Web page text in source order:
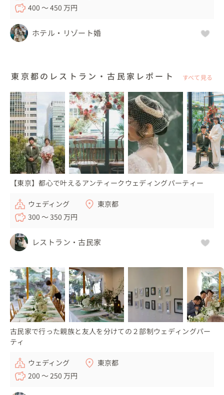
400 〜 450 万円
ホテル・リゾート婚
東京都のレストラン・古民家レポート すべて見る
【東京】都心で叶えるアンティークウェディングパーティー
ウェディング
東京都
300 〜 350 万円
レストラン・古民家
古民家で行った親族と友人を分けての２部制ウェディングパー
ティ
ウェディング
東京都
200 〜 250 万円